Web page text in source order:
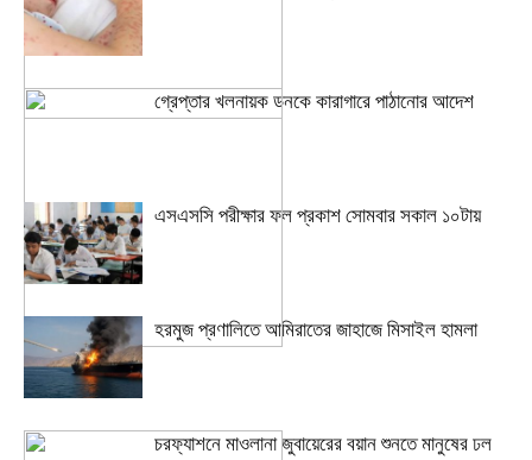
গ্রেপ্তার খলনায়ক ডনকে কারাগারে পাঠানোর আদেশ
এসএসসি পরীক্ষার ফল প্রকাশ সোমবার সকাল ১০টায়
হরমুজ প্রণালিতে আমিরাতের জাহাজে মিসাইল হামলা
চরফ্যাশনে মাওলানা জুবায়েরের বয়ান শুনতে মানুষের ঢল